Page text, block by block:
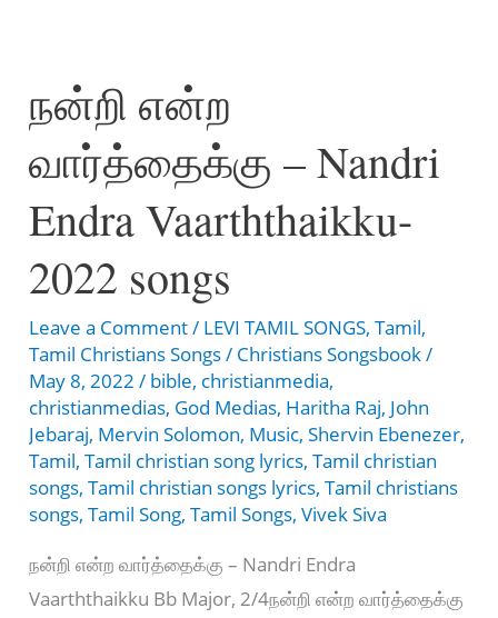
நன்றி என்ற
வார்த்தைக்கு – Nandri
Endra Vaarththaikku-
2022 songs
Leave a Comment/ LEVI TAMIL SONGS,Tamil,
Tamil Christians Songs/ Christians Songsbook/
May 8, 2022/ bible, christianmedia,
christianmedias, God Medias, Haritha Raj, John
Jebaraj, Mervin Solomon, Music,Shervin Ebenezer,
Tamil,Tamil christian song lyrics,Tamil christian
songs,Tamil christian songs lyrics,Tamil christians
songs,Tamil Song,Tamil Songs,Vivek Siva
நன்றி என்ற வார்த்தைக்கு – Nandri Endra
Vaarththaikku Bb Major, 2/4நன்றி என்ற வார்த்தைக்கு